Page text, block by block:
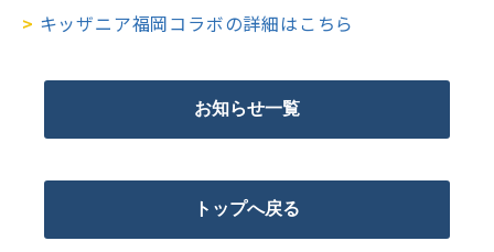
> キッザニア福岡コラボの詳細はこちら
お知らせ一覧
トップへ戻る